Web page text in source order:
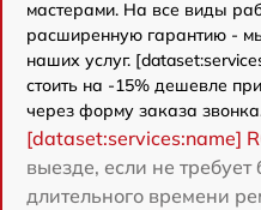
мастерами. На все виды
расширенную гарантию -
наших услуг.
стоить на -15% дешевле
через форму заказа
[dataset:services:name]
выезде, если не
длительного времени